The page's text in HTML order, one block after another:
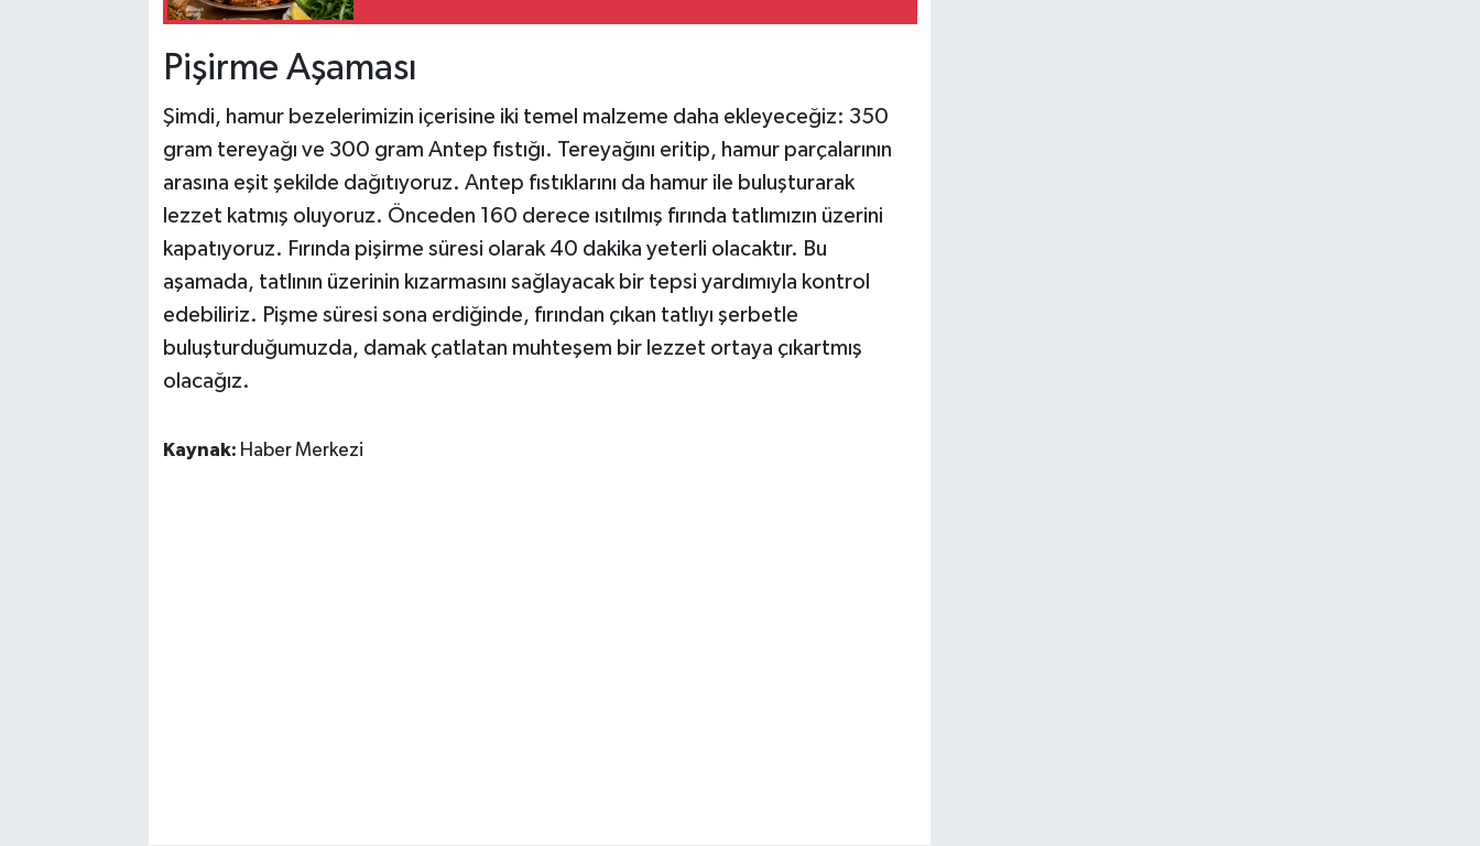
Pişirme Aşaması
Şimdi, hamur bezelerimizin içerisine iki temel malzeme daha ekleyeceğiz: 350
gram tereyağı ve 300 gram Antep fıstığı. Tereyağını eritip, hamur parçalarının
arasına eşit şekilde dağıtıyoruz. Antep fıstıklarını da hamur ile buluşturarak
lezzet katmış oluyoruz. Önceden 160 derece ısıtılmış fırında tatlımızın üzerini
kapatıyoruz. Fırında pişirme süresi olarak 40 dakika yeterli olacaktır. Bu
aşamada, tatlının üzerinin kızarmasını sağlayacak bir tepsi yardımıyla kontrol
edebiliriz. Pişme süresi sona erdiğinde, fırından çıkan tatlıyı şerbetle
buluşturduğumuzda, damak çatlatan muhteşem bir lezzet ortaya çıkartmış
olacağız.
Kaynak: Haber Merkezi